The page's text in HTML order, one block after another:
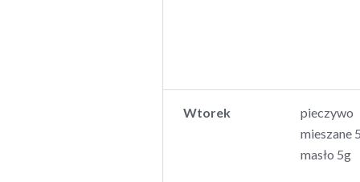
Wtorek
pieczywo
mieszane
masło 5g